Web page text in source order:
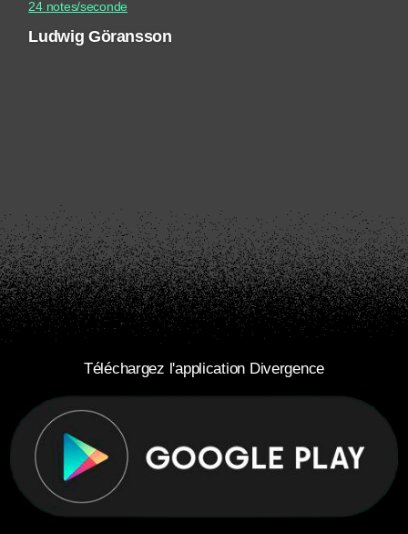
24 notes/seconde
Ludwig Göransson
Téléchargez l'application Divergence